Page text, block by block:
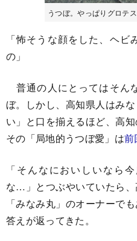
うつぼ。やっぱりグロテ
「怖そうな顔をした、ヘ
の」
普通の人にとってはそん
ぼ。しかし、高知県人はみ
い」と口を揃えるほど、高
その「局地的うつぼ愛」は前
「そんなにおいしいなら
な…」とつぶやいていたら
「みなみ丸」のオーナーで
答えが返ってきた。